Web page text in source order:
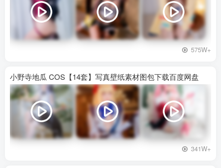
575W+
小野寺地瓜 COS【14套】写真壁纸素材图包下载百度网盘
341W+